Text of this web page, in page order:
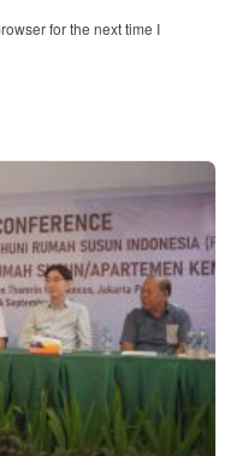
for the next time I